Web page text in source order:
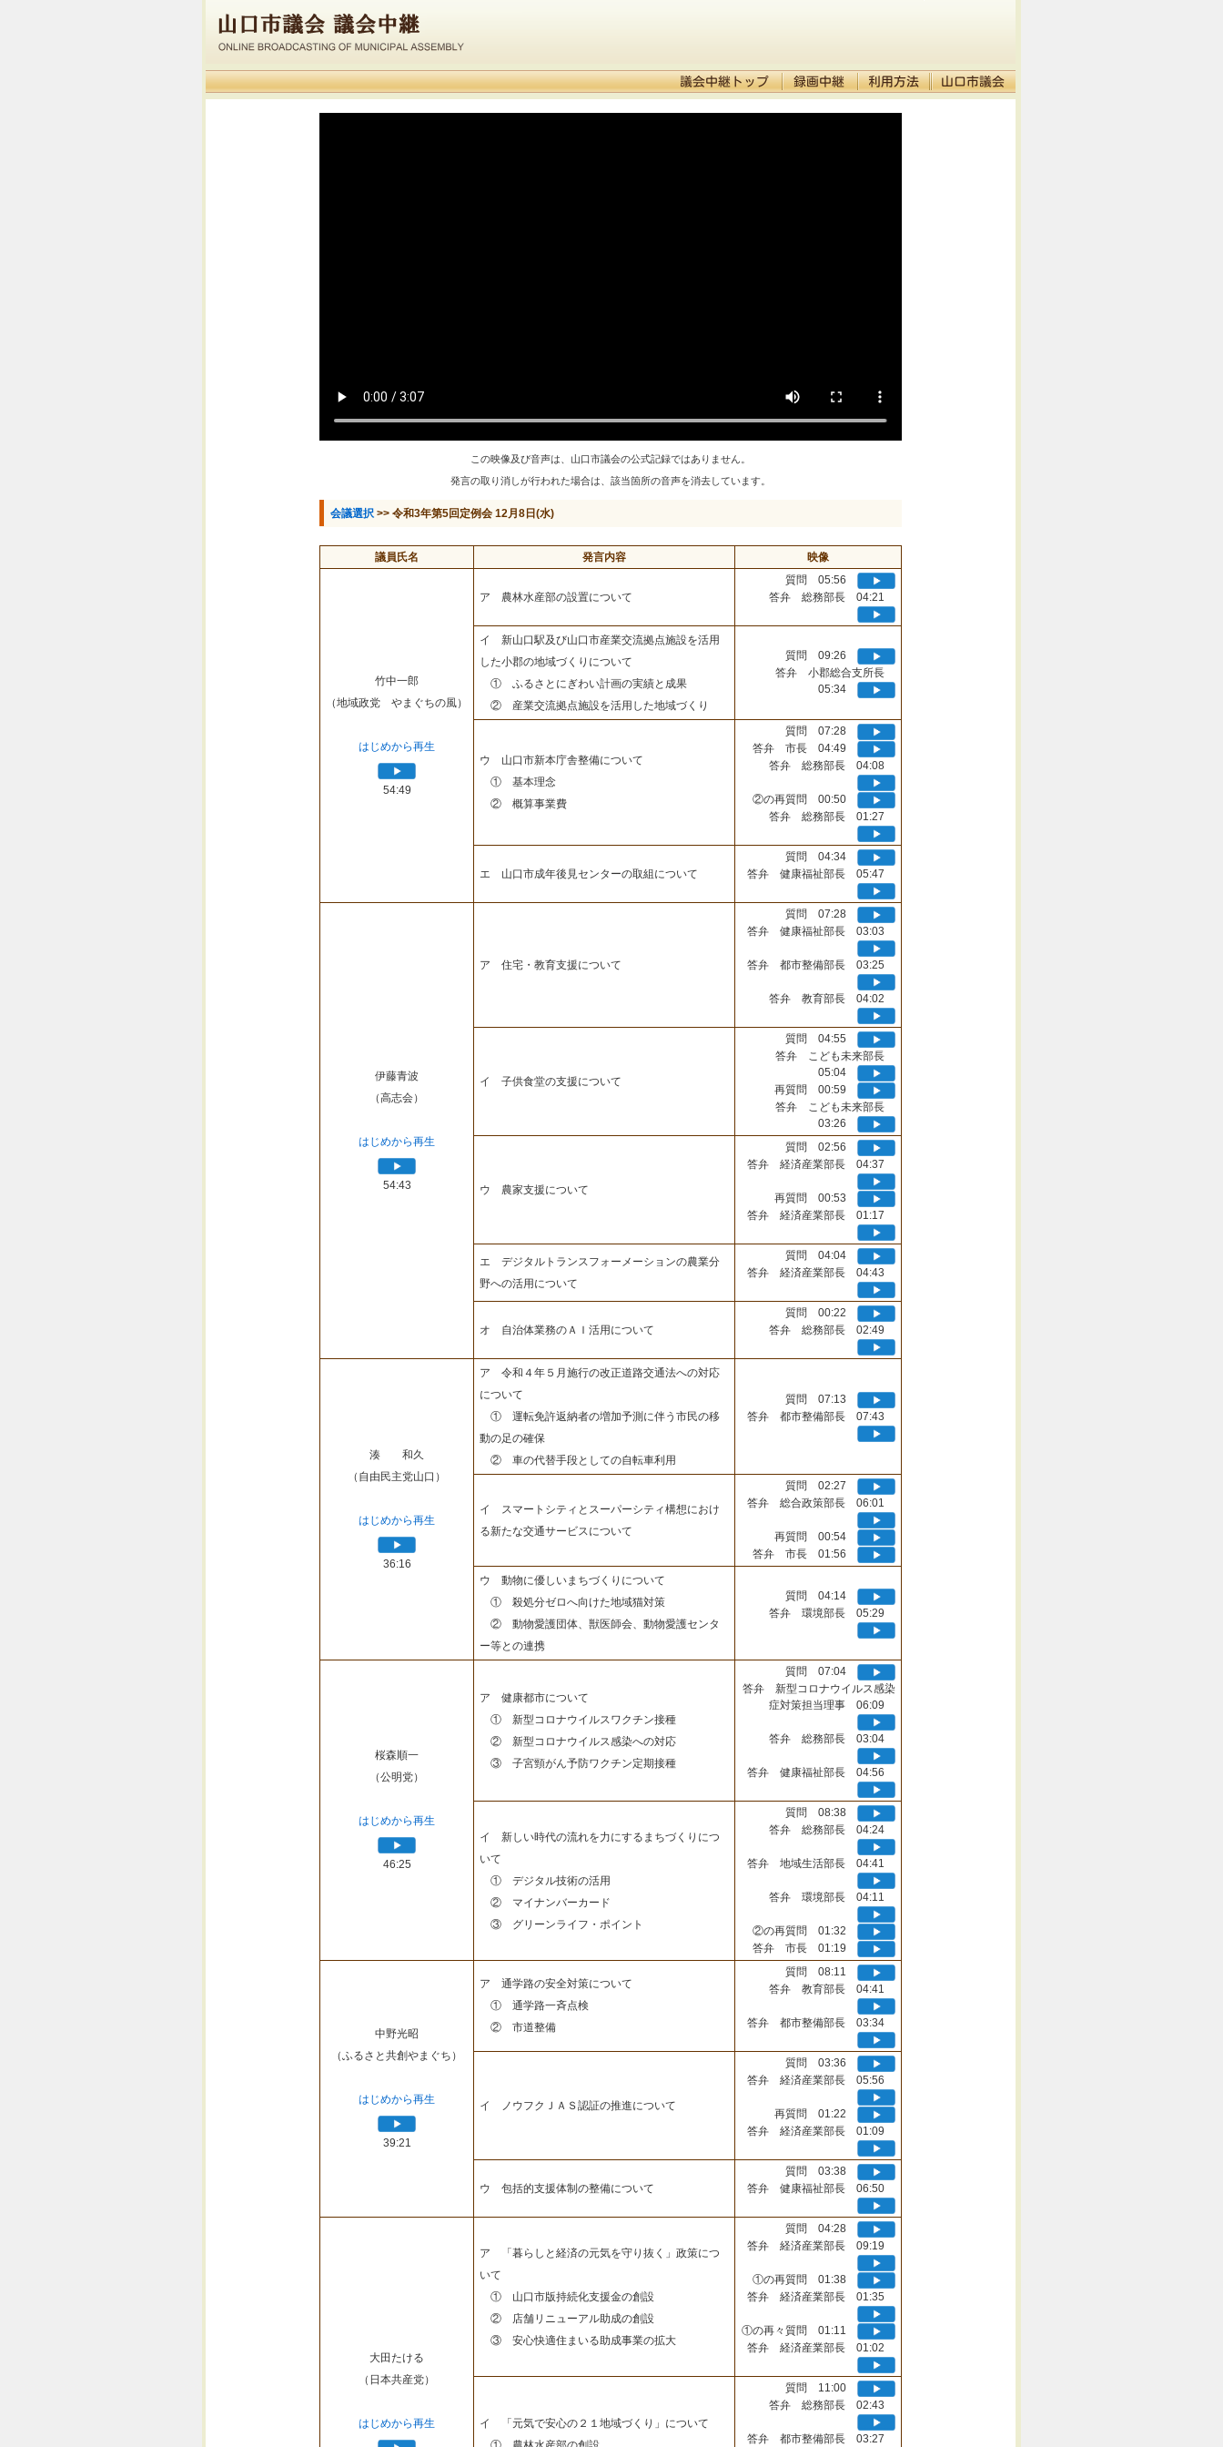
この映像及び音声は、山口市議会の公式記録ではありません。
発言の取り消しが行われた場合は、該当箇所の音声を消去しています。
会議選択 >> 令和3年第5回定例会 12月8日(水)
議員氏名 発言内容 映像
竹中一郎
（地域政党 やまぐちの風）
はじめから再生
54:49
ア 農林水産部の設置について
質問 05:56
答弁 総務部長 04:21
イ 新山口駅及び山口市産業交流拠点施設を活用
した小郡の地域づくりについて
① ふるさとにぎわい計画の実績と成果
② 産業交流拠点施設を活用した地域づくり
質問 09:26
答弁 小郡総合支所長
05:34
ウ 山口市新本庁舎整備について
① 基本理念
② 概算事業費
質問 07:28
答弁 市長 04:49
答弁 総務部長 04:08
②の再質問 00:50
答弁 総務部長 01:27
エ 山口市成年後見センターの取組について
質問 04:34
答弁 健康福祉部長 05:47
伊藤青波
（高志会）
はじめから再生
54:43
ア 住宅・教育支援について
質問 07:28
答弁 健康福祉部長 03:03
答弁 都市整備部長 03:25
答弁 教育部長 04:02
イ 子供食堂の支援について
質問 04:55
答弁 こども未来部長
05:04
再質問 00:59
答弁 こども未来部長
03:26
ウ 農家支援について
質問 02:56
答弁 経済産業部長 04:37
再質問 00:53
答弁 経済産業部長 01:17
エ デジタルトランスフォーメーションの農業分
野への活用について
質問 04:04
答弁 経済産業部長 04:43
オ 自治体業務のＡＩ活用について
質問 00:22
答弁 総務部長 02:49
湊 和久
（自由民主党山口）
はじめから再生
36:16
ア 令和４年５月施行の改正道路交通法への対応
について
① 運転免許返納者の増加予測に伴う市民の移
動の足の確保
② 車の代替手段としての自転車利用
質問 07:13
答弁 都市整備部長 07:43
イ スマートシティとスーパーシティ構想におけ
る新たな交通サービスについて
質問 02:27
答弁 総合政策部長 06:01
再質問 00:54
答弁 市長 01:56
ウ 動物に優しいまちづくりについて
① 殺処分ゼロへ向けた地域猫対策
② 動物愛護団体、獣医師会、動物愛護センタ
ー等との連携
質問 04:14
答弁 環境部長 05:29
桜森順一
（公明党）
はじめから再生
46:25
ア 健康都市について
① 新型コロナウイルスワクチン接種
② 新型コロナウイルス感染への対応
③ 子宮頸がん予防ワクチン定期接種
質問 07:04
答弁 新型コロナウイルス感染
症対策担当理事 06:09
答弁 総務部長 03:04
答弁 健康福祉部長 04:56
イ 新しい時代の流れを力にするまちづくりにつ
いて
① デジタル技術の活用
② マイナンバーカード
③ グリーンライフ・ポイント
質問 08:38
答弁 総務部長 04:24
答弁 地域生活部長 04:41
答弁 環境部長 04:11
②の再質問 01:32
答弁 市長 01:19
中野光昭
（ふるさと共創やまぐち）
はじめから再生
39:21
ア 通学路の安全対策について
① 通学路一斉点検
② 市道整備
質問 08:11
答弁 教育部長 04:41
答弁 都市整備部長 03:34
イ ノウフクＪＡＳ認証の推進について
質問 03:36
答弁 経済産業部長 05:56
再質問 01:22
答弁 経済産業部長 01:09
ウ 包括的支援体制の整備について
質問 03:38
答弁 健康福祉部長 06:50
大田たける
（日本共産党）
はじめから再生
ア 「暮らしと経済の元気を守り抜く」政策につ
いて
① 山口市版持続化支援金の創設
② 店舗リニューアル助成の創設
③ 安心快適住まいる助成事業の拡大
質問 04:28
答弁 経済産業部長 09:19
①の再質問 01:38
答弁 経済産業部長 01:35
①の再々質問 01:11
答弁 経済産業部長 01:02
イ 「元気で安心の２１地域づくり」について
質問 11:00
答弁 総務部長 02:43
答弁 都市整備部長 03:27